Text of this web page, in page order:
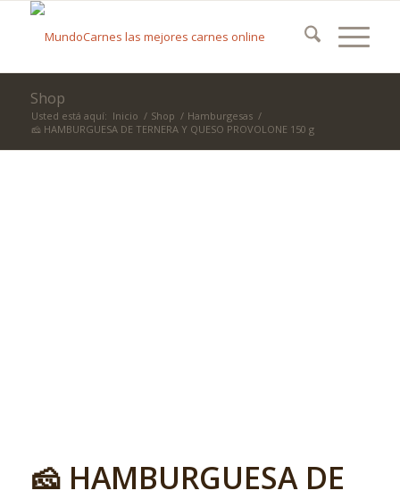
Shop
Usted está aquí: Inicio / Shop / Hamburgesas /
🧀 HAMBURGUESA DE TERNERA Y QUESO PROVOLONE 150 g
🧀 HAMBURGUESA DE